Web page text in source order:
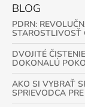
BLOG
PDRN:
STAROSTLIVOSŤ
DVOJITÉ
DOKONALÚ
AKO SI VYBRAŤ
SPRIEVODCA